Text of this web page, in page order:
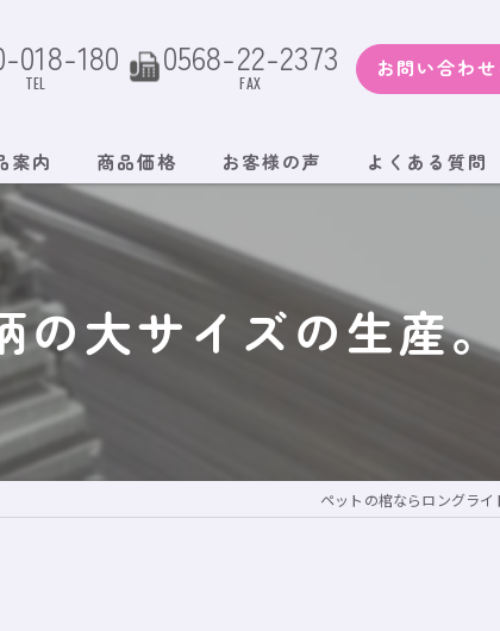
018-180
TEL
0568-22-2373
FAX
お問い合わ
案内 商品価格 お客様の声 よくある質問
の大サイズの生産。
ペットの棺ならロングライ